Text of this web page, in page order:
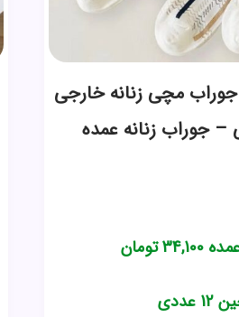
مچی زنانه خارجی
– جوراب زنانه عمده
34,100تومان
عددی